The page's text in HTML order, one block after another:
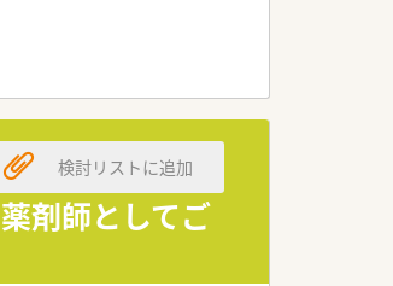
業としての安定感も
に反映してくれる体制
いという方にもピッ
剤師としてご
検討リストに追加